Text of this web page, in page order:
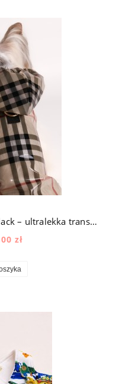
Summer Rain Classic Black – ultralekka transparentna kurtka przeciwdeszczowa dla psa w kratę
zł